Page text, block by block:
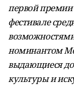
первой премии
фестивале
номинантом
выдающиеся
культуры и